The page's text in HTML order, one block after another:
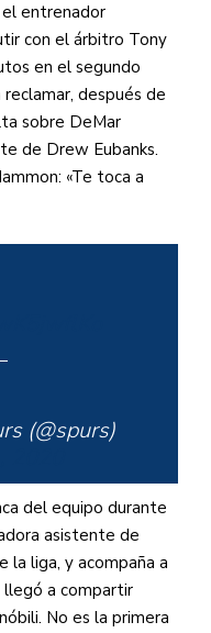
entrenador
con el árbitro Tony
en el segundo
después de
sobre DeMar
de Drew Eubanks.
«Te toca a
(@spurs)
del equipo durante
asistente de
liga, y acompaña a
llegó a compartir
No es la primera